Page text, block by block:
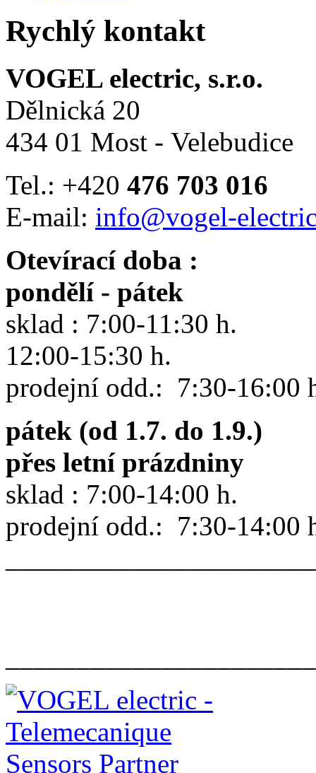
Rychlý kontakt
VOGEL electric, s.r.o.
Dělnická 20
434 01 Most - Velebudice
Tel.: +420 476 703 016
E-mail: info@vogel-
Otevírací doba :
pondělí - pátek
sklad : 7:00-11:30 h.
12:00-15:30 h.
prodejní odd.: 7:30-16:00
pátek (od 1.7. do 1.9.)
přes letní prázdniny
sklad : 7:00-14:00 h.
prodejní odd.: 7:30-14:00